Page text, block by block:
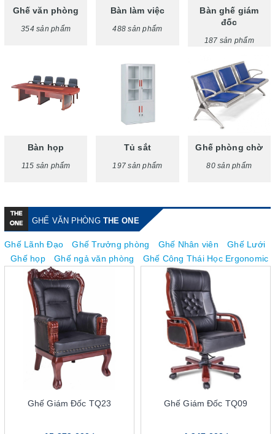
Ghế văn phòng
354 sản phẩm
Bàn làm việc
488 sản phẩm
Bàn ghế giám
đốc
187 sản phẩm
Bàn họp
115 sản phẩm
Tủ sắt
197 sản phẩm
Ghế phòng chờ
80 sản phẩm
GHẾ VĂN PHÒNG THE ONE
Ghế Lãnh Đạo Ghế Trưởng phòng Ghế Nhân viên
Ghế Lưới
Ghế họp
Ghế ngả văn phòng Ghế Công Thái Học Ergonomic
Ghế Giám Đốc TQ23 Ghế Giám Đốc TQ09